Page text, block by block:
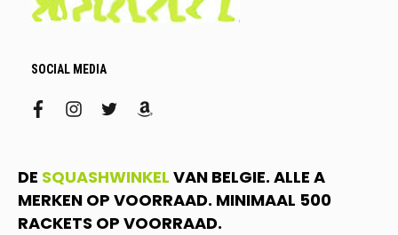
SOCIAL MEDIA
facebookinstagram
twitteramazon
DE SQUASHWINKEL VAN BELGIE. ALLE A
MERKEN OP VOORRAAD. MINIMAAL 500
RACKETS OP VOORRAAD.